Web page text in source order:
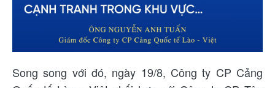
Song song với đó, ngày 19/8, Công ty CP Cảng